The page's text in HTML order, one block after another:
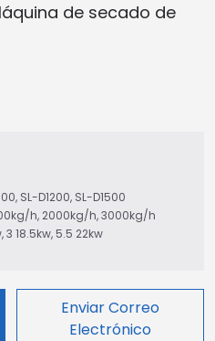
de secado de
SL-D1200, SL-D1500
h, 2000kg/h, 3000kg/h
3 18.5kw, 5.5 22kw
Enviar Correo
Electrónico